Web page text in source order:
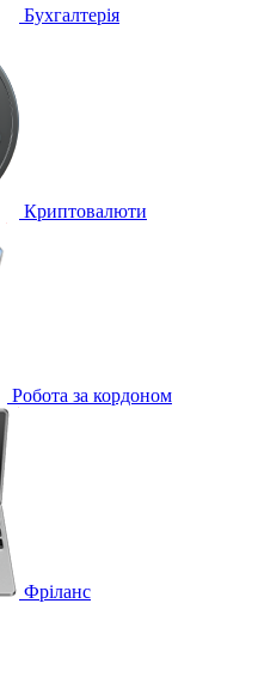
Бухгалтерія
Криптовалюти
Робота за кордоном
Фріланс